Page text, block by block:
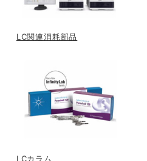
LC関連消耗部品
LCカラム